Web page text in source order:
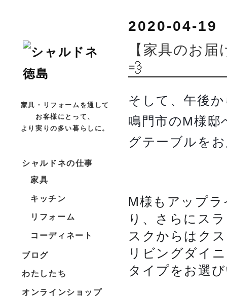
家具・リフォームを通して
お客様にとって、
より実りの多い暮らしに。
シャルドネの仕事
家具
キッチン
リフォーム
コーディネート
ブログ
わたしたち
オンラインショップ
2020-04-19
【家具のお
💨
そして、午後
鳴門市のM様
グテーブルを
M様もアップ
り、さらにス
スクからはク
リビングダイ
タイプをお選